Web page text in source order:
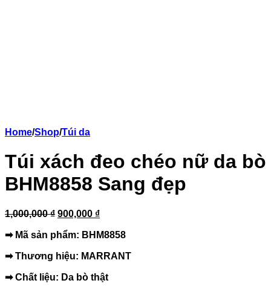
Home/Shop/Túi da
Túi xách đeo chéo nữ da bò
BHM8858 Sang đẹp
1,000,000 ₫ 900,000 ₫
➡ Mã sản phẩm: BHM8858
➡ Thương hiệu: MARRANT
➡ Chất liệu: Da bò thật